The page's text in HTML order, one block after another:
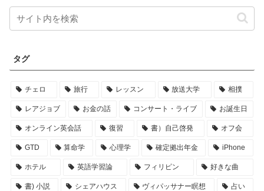
タグ
チェロ 旅行 レッスン 放送大学 相撲
レアジョブ お金の話 コンサート・ライブ お誕生日
オンライン英会話 復習 書）自己啓発 オフ会
GTD 算命学 心理学 確定拠出年金 iPhone
ホテル 英語学習論 フィリピン 好きな曲
書) 小説 シェアハウス ヴィパッサナー瞑想 占い